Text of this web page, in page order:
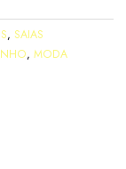
, SAIAS
, MODA